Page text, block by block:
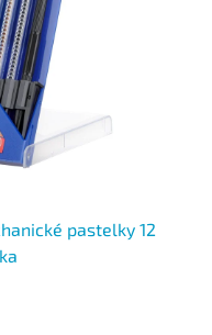
pastelky 12